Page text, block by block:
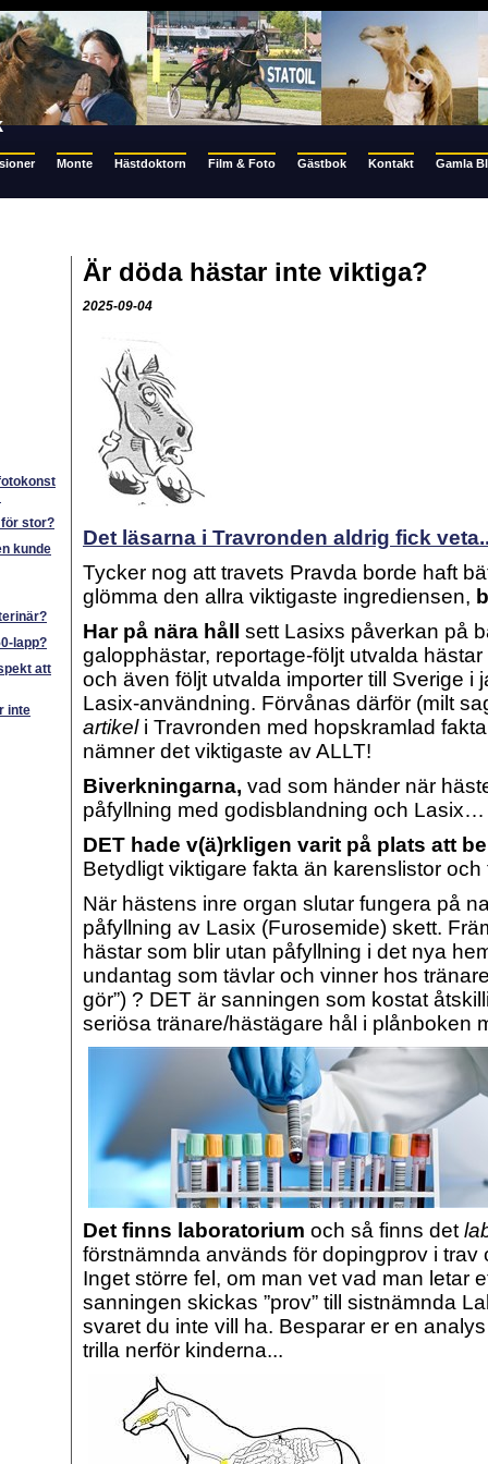
Monte Hästdoktorn Film & Foto Gästbok Kontakt Gamla
stor?
kunde
lapp?
att
inte
Är döda hästar inte viktiga?
2025-09-04
Det läsarna i Travronden aldrig fick
Tycker nog att travets Pravda borde haft
glömma den allra viktigaste ingrediensen,
Har på nära håll
sett Lasixs påverkan på
galopphästar, reportage-följt utvalda
och även följt utvalda importer till Sverige i
Lasix-användning. Förvånas därför (milt
artikeli Travronden med hopskramlad
nämner det viktigaste av ALLT!
Biverkningarna, vad som händer när
påfyllning med godisblandning och Lasix…
DET hade v(ä)rkligen varit på plats att
Betydligt viktigare fakta än karenslistor
När hästens inre organ slutar fungera på
påfyllning av Lasix (Furosemide) skett.
hästar som blir utan påfyllning i det nya
undantag som tävlar och vinner hos
gör”) ? DET är sanningen som kostat
seriösa tränare/hästägare hål i plånboken
Det finns laboratorium och så finns det
förstnämnda används för dopingprov i trav
Inget större fel, om man vet vad man letar
sanningen skickas ”prov” till sistnämnda
svaret du inte vill ha. Besparar er en
trilla nerför kinderna...